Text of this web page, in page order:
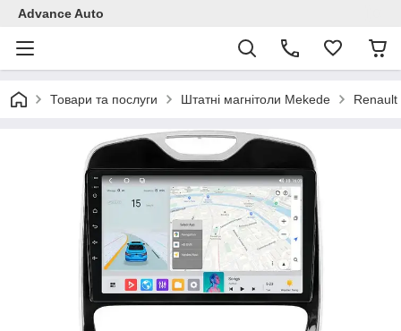
Advance Auto
Товари та послуги Штатні магнітоли Mekede Renault